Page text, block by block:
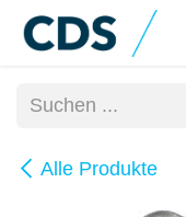
Zum Inhalt springen
Alle Produkte